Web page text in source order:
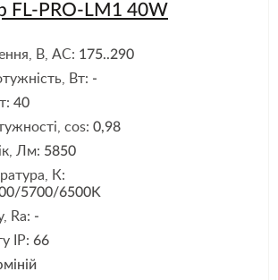
FL-PRO-LM1 40W
В, АС: 175..290
Вт: -
40
cos: 0,98
Лм: 5850
К:
5700/6500K
Ra: -
IP: 66